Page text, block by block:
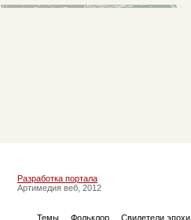
Разработка портала
Артимедия веб, 2012
Темы Фольклор Свидетели эпохи